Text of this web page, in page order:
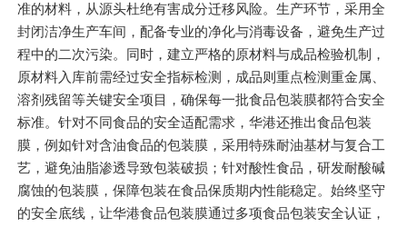
准的材料，从源头杜绝有害成分迁移风险。生产环节，采用全
封闭洁净生产车间，配备专业的净化与消毒设备，避免生产过
程中的二次污染。同时，建立严格的原材料与成品检验机制，
原材料入库前需经过安全指标检测，成品则重点检测重金属、
溶剂残留等关键安全项目，确保每一批食品包装膜都符合安全
标准。针对不同食品的安全适配需求，华港还推出食品包装
膜，例如针对含油食品的包装膜，采用特殊耐油基材与复合工
艺，避免油脂渗透导致包装破损；针对酸性食品，研发耐酸碱
腐蚀的包装膜，保障包装在食品保质期内性能稳定。始终坚守
的安全底线，让华港食品包装膜通过多项食品包装安全认证，